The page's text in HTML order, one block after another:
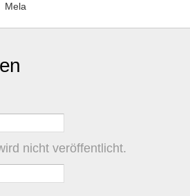
Mela
nicht veröffentlicht.